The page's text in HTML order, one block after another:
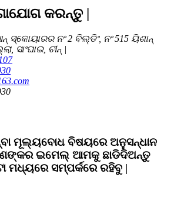
କରନ୍ତୁ |
ସ୍କୋୟାରର ନଂ 2 ବିଲ୍ଡିଂ, ନଂ 515 ୟିଶାନ୍
ସାଂଘାଇ, ଚୀନ୍ |
ମୂଲ୍ୟବୋଧ ବିଷୟରେ ଅନୁସନ୍ଧାନ
ଇମେଲ୍ ଆମକୁ ଛାଡିଦିଅନ୍ତୁ
ମଧ୍ୟରେ ସମ୍ପର୍କରେ ରହିବୁ |